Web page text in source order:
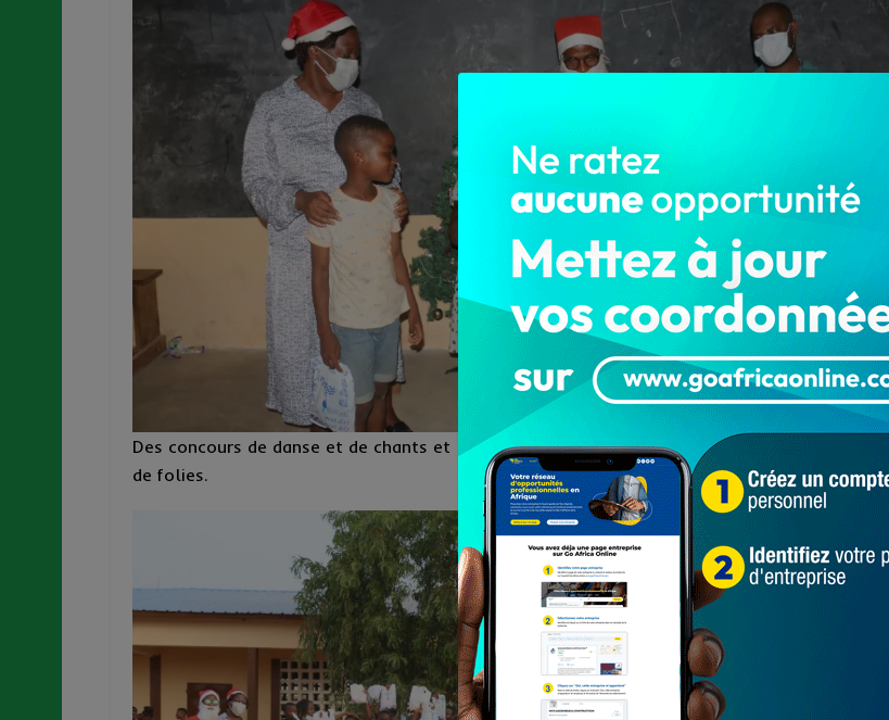
Des concours de danse et de chants et la distribution des cadeaux ont meublé cet après-midi
de folies.